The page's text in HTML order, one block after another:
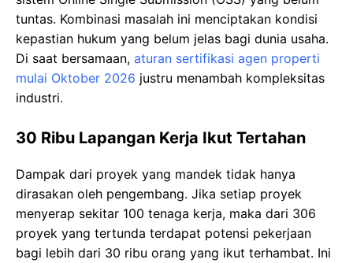
tuntas. Kombinasi masalah ini menciptakan kondisi
kepastian hukum yang belum jelas bagi dunia usaha.
Di saat bersamaan, aturan sertifikasi agen properti
mulai Oktober 2026 justru menambah kompleksitas
industri.
30 Ribu Lapangan Kerja Ikut Tertahan
Dampak dari proyek yang mandek tidak hanya
dirasakan oleh pengembang. Jika setiap proyek
menyerap sekitar 100 tenaga kerja, maka dari 306
proyek yang tertunda terdapat potensi pekerjaan
bagi lebih dari 30 ribu orang yang ikut terhambat. Ini